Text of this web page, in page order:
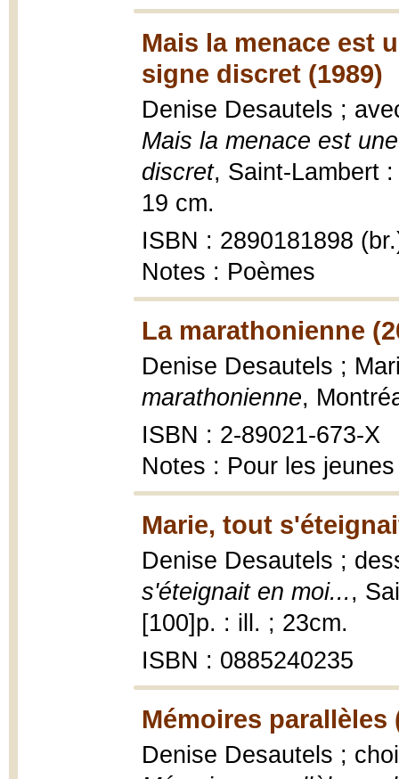
Mais la menace est
signe discret (1989)
Denise Desautels ;
Mais la menace est
discret, Saint-Lambert
19 cm.
ISBN : 2890181898
Notes : Poèmes
La marathonienne
Denise Desautels ;
marathonienne,
ISBN : 2-89021-673-X
Notes : Pour les
Marie, tout
Denise Desautels ;
s'éteignait en moi... ,
[100]p. : ill. ; 23cm.
ISBN : 0885240235
Mémoires parallèles
Denise Desautels ;